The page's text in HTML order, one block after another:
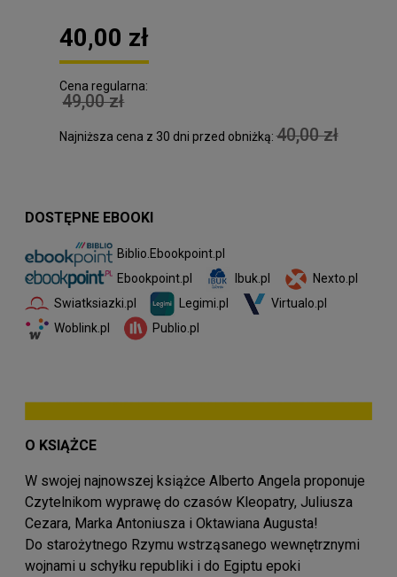
40,00 zł
Cena regularna:
49,00 zł
Najniższa cena z 30 dni przed obniżką:40,00 zł
DOSTĘPNE EBOOKI
Biblio.Ebookpoint.pl
Ebookpoint.pl
Ibuk.pl
Nexto.pl
Swiatksiazki.pl
Legimi.pl
Virtualo.pl
Woblink.pl
Publio.pl
O KSIĄŻCE
W swojej najnowszej książce Alberto Angela proponuje
Czytelnikom wyprawę do czasów Kleopatry, Juliusza
Cezara, Marka Antoniusza i Oktawiana Augusta!
Do starożytnego Rzymu wstrząsanego wewnętrznymi
wojnami u schyłku republiki i do Egiptu epoki